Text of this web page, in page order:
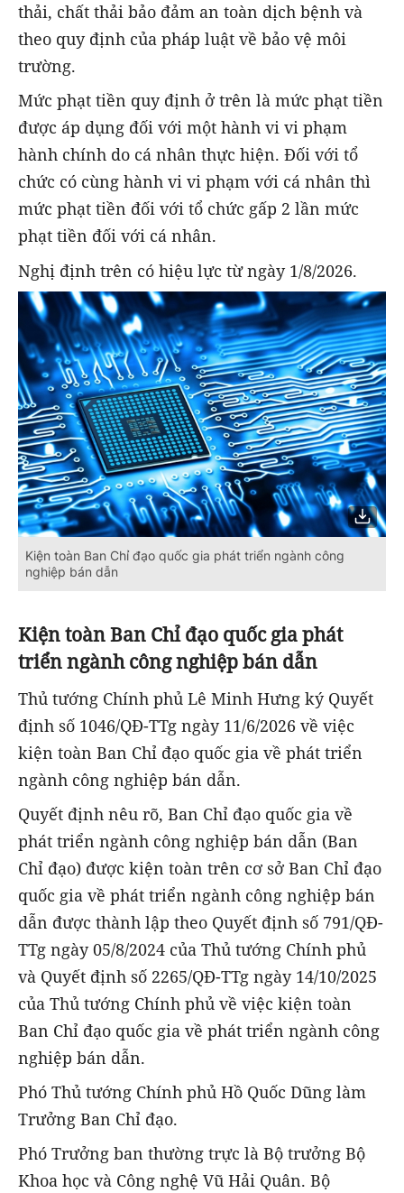
thải, chất thải bảo đảm an toàn dịch bệnh và
theo quy định của pháp luật về bảo vệ môi
trường.
Mức phạt tiền quy định ở trên là mức phạt tiền
được áp dụng đối với một hành vi vi phạm
hành chính do cá nhân thực hiện. Đối với tổ
chức có cùng hành vi vi phạm với cá nhân thì
mức phạt tiền đối với tổ chức gấp 2 lần mức
phạt tiền đối với cá nhân.
Nghị định trên có hiệu lực từ ngày 1/8/2026.
Kiện toàn Ban Chỉ đạo quốc gia phát triển ngành công
nghiệp bán dẫn
Kiện toàn Ban Chỉ đạo quốc gia phát
triển ngành công nghiệp bán dẫn
Thủ tướng Chính phủ Lê Minh Hưng ký Quyết
định số 1046/QĐ-TTg ngày 11/6/2026 về việc
kiện toàn Ban Chỉ đạo quốc gia về phát triển
ngành công nghiệp bán dẫn.
Quyết định nêu rõ, Ban Chỉ đạo quốc gia về
phát triển ngành công nghiệp bán dẫn (Ban
Chỉ đạo) được kiện toàn trên cơ sở Ban Chỉ đạo
quốc gia về phát triển ngành công nghiệp bán
dẫn được thành lập theo Quyết định số 791/QĐ-
TTg ngày 05/8/2024 của Thủ tướng Chính phủ
và Quyết định số 2265/QĐ-TTg ngày 14/10/2025
của Thủ tướng Chính phủ về việc kiện toàn
Ban Chỉ đạo quốc gia về phát triển ngành công
nghiệp bán dẫn.
Phó Thủ tướng Chính phủ Hồ Quốc Dũng làm
Trưởng Ban Chỉ đạo.
Phó Trưởng ban thường trực là Bộ trưởng Bộ
Khoa học và Công nghệ Vũ Hải Quân. Bộ